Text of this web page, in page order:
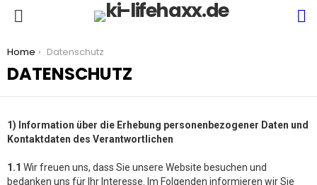
You are here:
Home Datenschutz
DATENSCHUTZ
1) Information über die Erhebung personenbezogener Daten und
Kontaktdaten des Verantwortlichen
1.1 Wir freuen uns, dass Sie unsere Website besuchen und
bedanken uns für Ihr Interesse. Im Folgenden informieren wir Sie